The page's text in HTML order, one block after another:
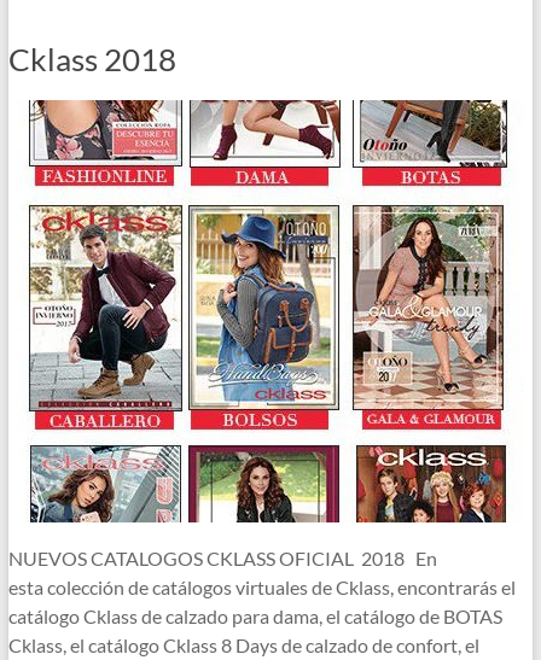
Cklass 2018
NUEVOS CATALOGOS CKLASS OFICIAL 2018 En
esta colección de catálogos virtuales de Cklass, encontrarás el
catálogo Cklass de calzado para dama, el catálogo de BOTAS
Cklass, el catálogo Cklass 8 Days de calzado de confort, el